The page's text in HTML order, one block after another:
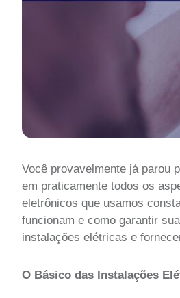
Você provavelmente já parou
em praticamente todos os
eletrônicos que usamos
funcionam e como garantir
instalações elétricas e
O Básico das Instalações